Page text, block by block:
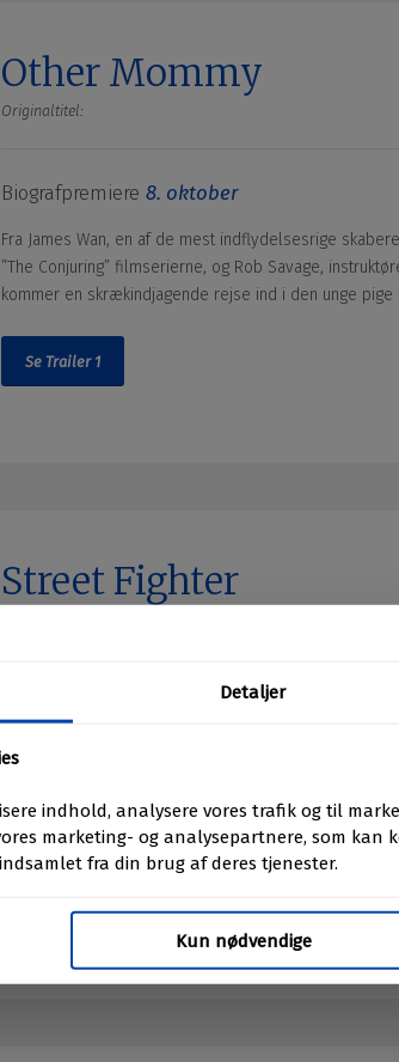
Other Mommy
Originaltitel:
Biografpremiere 8. oktober
Fra James Wan, en af de mest indflydelsesrige
”The Conjuring” filmserierne, og Rob Savage,
kommer en skrækindjagende rejse ind i den unge pige
Se Trailer 1
Street Fighter
15. oktober
“Street Fighter” udspiller sig i 1993, hvor de tidligere
Centineo) er gledet fra hinanden. Men kampen
dem til den næste World Warrior Tournament, hvor
Se Trailer 1